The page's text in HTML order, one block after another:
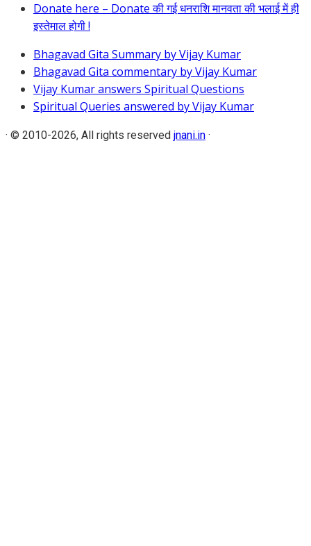
Donate here – Donate की गई धनराशि मानवता की भलाई में ही
इस्तेमाल होगी !
Bhagavad Gita Summary by Vijay Kumar
Bhagavad Gita commentary by Vijay Kumar
Vijay Kumar answers Spiritual Questions
Spiritual Queries answered by Vijay Kumar
· © 2010-2026, All rights reserved jnani.in ·